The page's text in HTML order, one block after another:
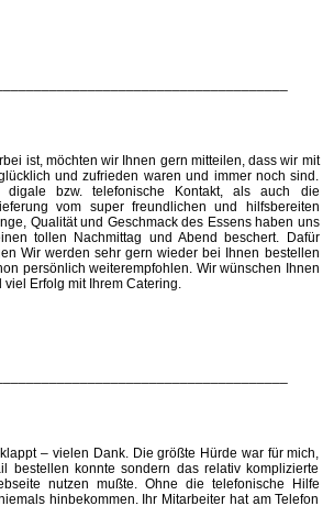
ist, möchten wir Ihnen gern mitteilen, dass wir mit
und zufrieden waren und immer noch sind.
digale bzw. telefonische Kontakt, als auch die
vom super freundlichen und hilfsbereiten
Qualität und Geschmack des Essens haben uns
tollen Nachmittag und Abend beschert. Dafür
Wir werden sehr gern wieder bei Ihnen bestellen
persönlich weiterempfohlen. Wir wünschen Ihnen
Erfolg mit Ihrem Catering.
– vielen Dank. Die größte Hürde war für mich,
bestellen konnte sondern das relativ komplizierte
nutzen mußte. Ohne die telefonische Hilfe
hinbekommen. Ihr Mitarbeiter hat am Telefon